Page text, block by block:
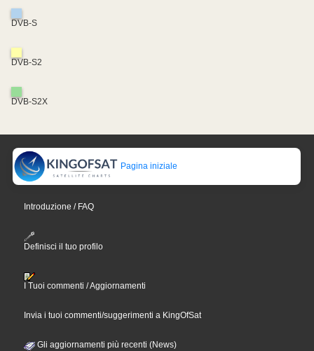
DVB-S
DVB-S2
DVB-S2X
Pagina iniziale
Introduzione / FAQ
Definisci il tuo profilo
I Tuoi commenti / Aggiornamenti
Invia i tuoi commenti/suggerimenti a KingOfSat
Gli aggiornamenti più recenti (News)